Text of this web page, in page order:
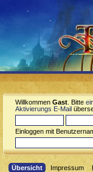
Willkommen Gast . Bitte
Aktivierungs E-Mail
Einloggen mit
Übersicht Impressum